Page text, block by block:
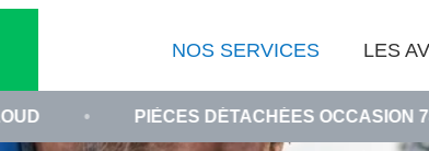
NOS SERVICES LES
PIÈCES DÉTACHÉES OCCASION 78170 •